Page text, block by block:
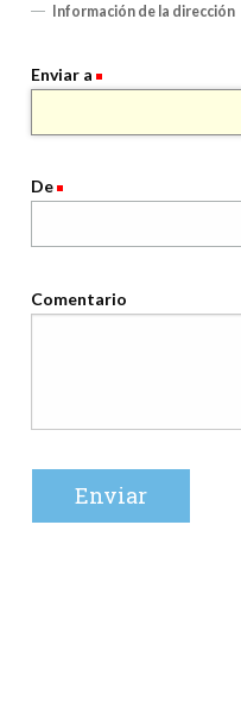
Información de la dirección
Enviar a
De
Comentario